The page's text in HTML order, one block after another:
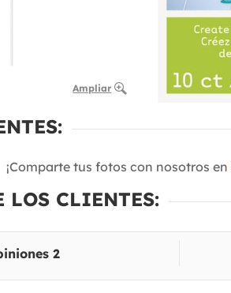
Ampliar
¡Comparte tus fotos con nosotros en
CLIENTES:
2